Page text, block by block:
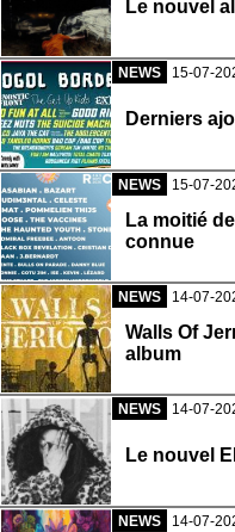
Le nouvel
NEWS 15-07-
Derniers
NEWS 15-07-
La moitié
connue
NEWS 14-07-
Walls Of
album
NEWS 14-07-
Le nouvel
NEWS 14-07-